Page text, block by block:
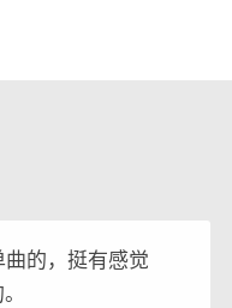
曲的，挺有感觉